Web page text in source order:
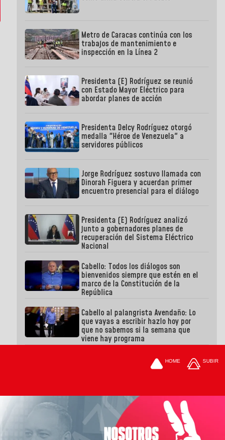
Metro de Caracas continúa con los
trabajos de mantenimiento e
inspección en la Línea 2
Presidenta (E) Rodríguez se reunió
con Estado Mayor Eléctrico para
abordar planes de acción
Presidenta Delcy Rodríguez otorgó
medalla "Héroe de Venezuela" a
servidores públicos
Jorge Rodríguez sostuvo llamada con
Dinorah Figuera y acuerdan primer
encuentro presencial para el diálogo
Presidenta (E) Rodríguez analizó
junto a gobernadores planes de
recuperación del Sistema Eléctrico
Nacional
Cabello: Todos los diálogos son
bienvenidos siempre que estén en el
marco de la Constitución de la
República
Cabello al palangrista Avendaño: Lo
que vayas a escribir hazlo hoy por
que no sabemos si la semana que
viene hay programa
HOME SUBIR